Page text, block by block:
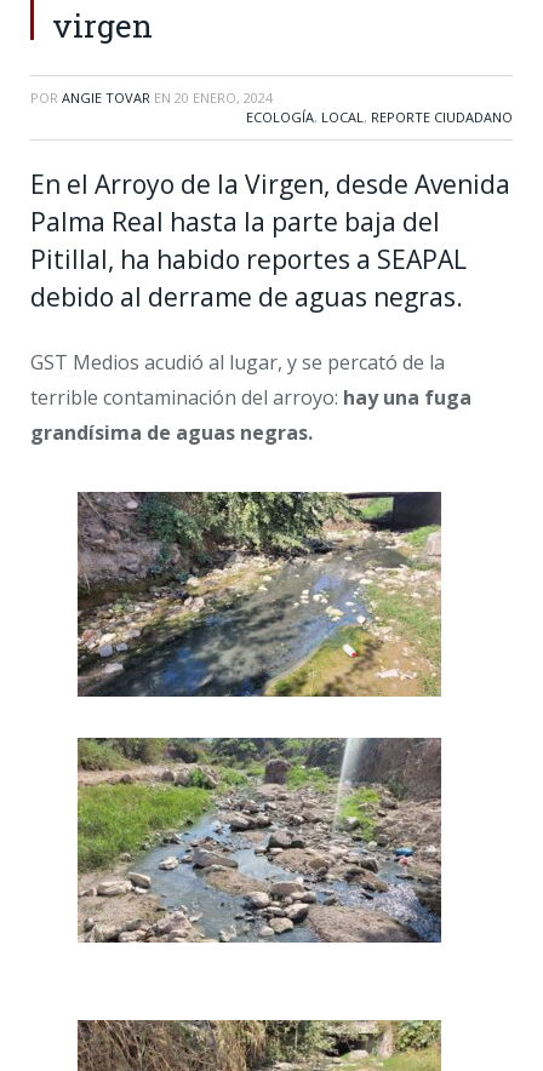
virgen
POR ANGIE TOVAR EN 20 ENERO, 2024
ECOLOGÍA, LOCAL , REPORTE CIUDADANO
En el Arroyo de la Virgen, desde Avenida
Palma Real hasta la parte baja del
Pitillal, ha habido reportes a SEAPAL
debido al derrame de aguas negras.
GST Medios acudió al lugar, y se percató de la
terrible contaminación del arroyo: hay una fuga
grandísima de aguas negras.